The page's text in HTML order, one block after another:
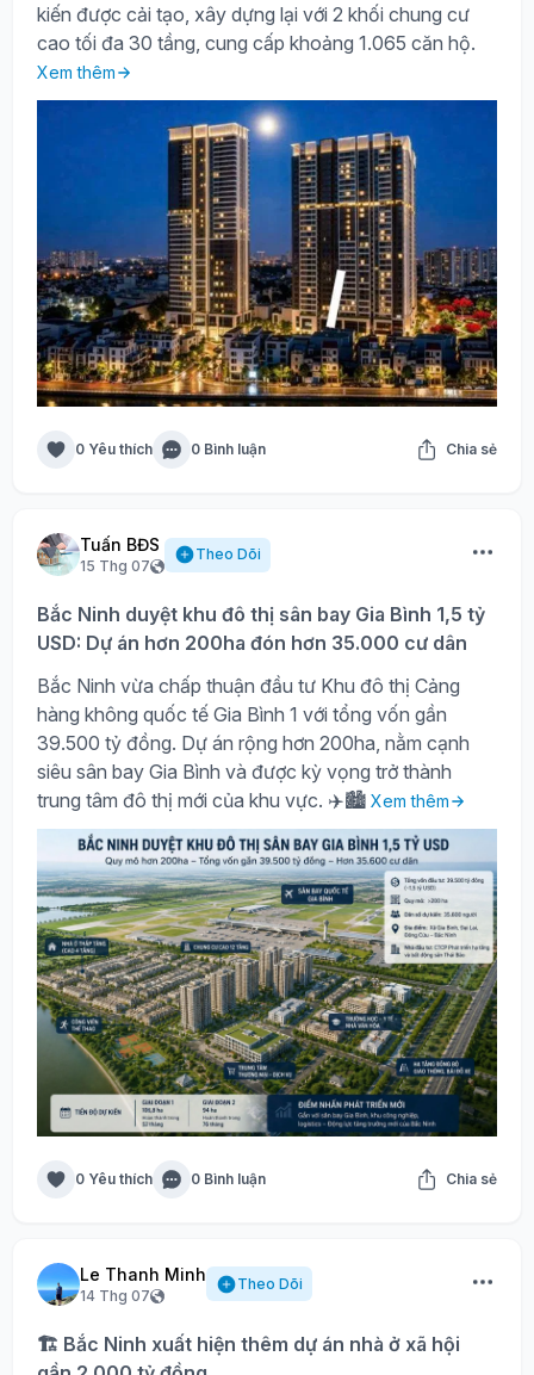
kiến được cải tạo, xây dựng lại với 2 khối chung cư
cao tối đa 30 tầng, cung cấp khoảng 1.065 căn hộ.
Xem thêm
0 Yêu thích 0 Bình luận Chia sẻ
Tuấn BĐS
15 Thg 07
Theo Dõi
Bắc Ninh duyệt khu đô thị sân bay Gia Bình 1,5 tỷ
USD: Dự án hơn 200ha đón hơn 35.000 cư dân
Bắc Ninh vừa chấp thuận đầu tư Khu đô thị Cảng
hàng không quốc tế Gia Bình 1 với tổng vốn gần
39.500 tỷ đồng. Dự án rộng hơn 200ha, nằm cạnh
siêu sân bay Gia Bình và được kỳ vọng trở thành
trung tâm đô thị mới của khu vực. ✈️🏙️ Xem thêm
0 Yêu thích 0 Bình luận Chia sẻ
Le Thanh Minh
14 Thg 07
Theo Dõi
🏗️ Bắc Ninh xuất hiện thêm dự án nhà ở xã hội